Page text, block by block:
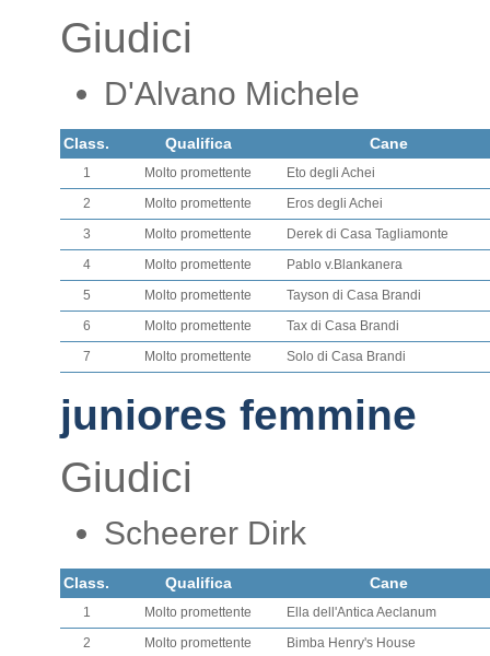
Giudici
D'Alvano Michele
Class. Qualifica Cane
1 Molto promettente
Eto degli Achei
2
Molto promettente
Eros degli Achei
3
Molto promettente
Derek di Casa Tagliamonte
4
Molto promettente
Pablo v.Blankanera
5
Molto promettente
Tayson di Casa Brandi
6
Molto promettente
Tax di Casa Brandi
7
Molto promettente Solo di Casa Brandi
juniores femmine
Giudici
Scheerer Dirk
Class. Qualifica Cane
1 Molto promettente
Ella dell'Antica Aeclanum
2
Molto promettente
Bimba Henry's House